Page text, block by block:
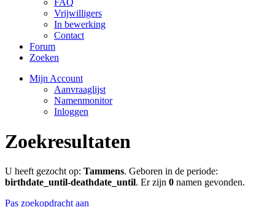
Vrijwilligers
In bewerking
Contact
Forum
Zoeken
Mijn Account
Aanvraaglijst
Namenmonitor
Inloggen
Zoekresultaten
U heeft gezocht op: Tammens. Geboren in de periode:
birthdate_until-deathdate_until. Er zijn 0 namen gevonden.
Pas zoekopdracht aan